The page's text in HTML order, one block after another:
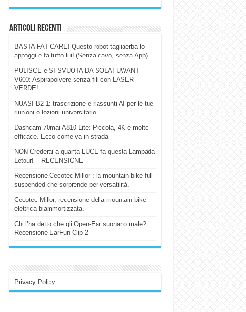
Articoli Recenti
BASTA FATICARE! Questo robot tagliaerba lo
appoggi e fa tutto lui! (Senza cavo, senza App)
PULISCE e SI SVUOTA DA SOLA! UWANT
V600: Aspirapolvere senza fili con LASER
VERDE!
NUASI B2-1: trascrizione e riassunti AI per le tue
riunioni e lezioni universitarie
Dashcam 70mai A810 Lite: Piccola, 4K e molto
efficace. Ecco come va in strada
NON Crederai a quanta LUCE fa questa Lampada
Letour! – RECENSIONE
Recensione Cecotec Millor : la mountain bike full
suspended che sorprende per versatilità.
Cecotec Millor, recensione della mountain bike
elettrica biammortizzata.
Chi l’ha detto che gli Open-Ear suonano male?
Recensione EarFun Clip 2
Privacy Policy